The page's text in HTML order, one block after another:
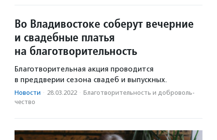
Во Владивостоке соберут вечерние
и свадебные платья
на благотворительность
Благотворительная акция проводится
в преддверии сезона свадеб и выпускных.
Новости · 28.03.2022 · Благотвори­тель­ность и доброволь­
чест­во